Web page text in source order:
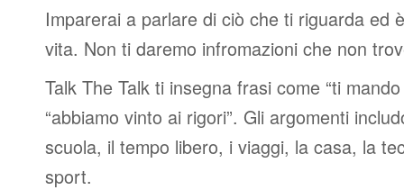
Imparerai a parlare di ciò che ti riguarda ed
vita. Non ti daremo infromazioni che non
Talk The Talk ti insegna frasi come “ti
“abbiamo vinto ai rigori”. Gli argomenti
scuola, il tempo libero, i viaggi, la casa, la
sport.